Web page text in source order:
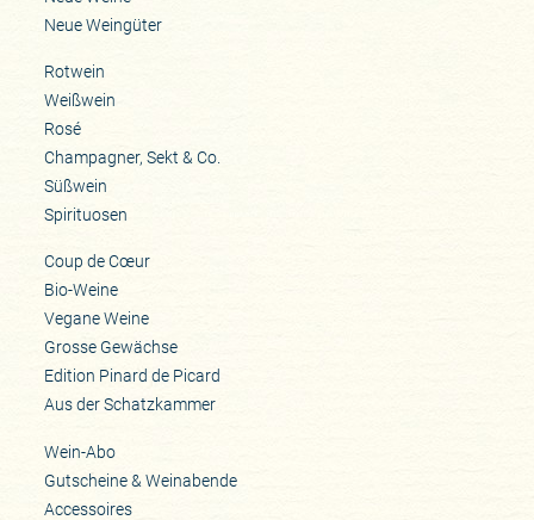
Neue Weingüter
Rotwein
Weißwein
Rosé
Champagner, Sekt & Co.
Süßwein
Spirituosen
Coup de Cœur
Bio-Weine
Vegane Weine
Grosse Gewächse
Edition Pinard de Picard
Aus der Schatzkammer
Wein-Abo
Gutscheine & Weinabende
Accessoires